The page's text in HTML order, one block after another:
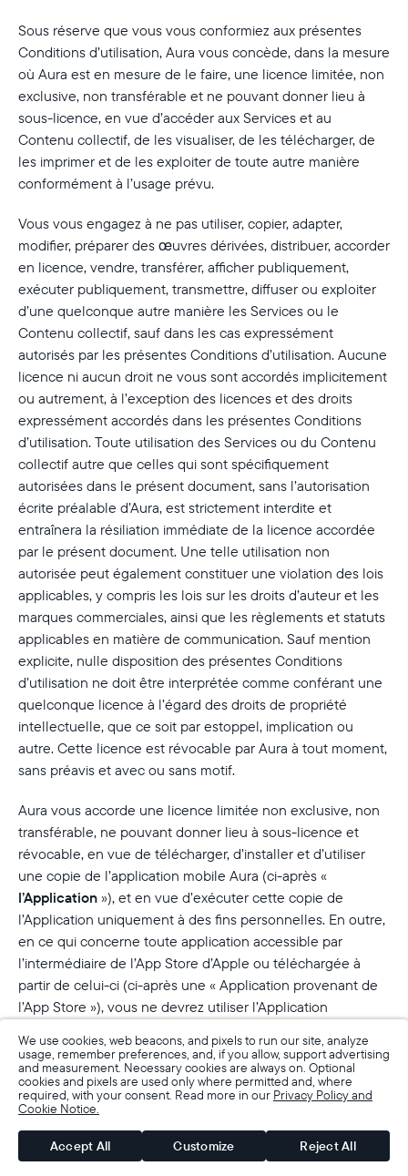
We use cookies, web beacons, and pixels to run our site, analyze
usage, remember preferences, and, if you allow, support advertising
and measurement. Necessary cookies are always on. Optional
cookies and pixels are used only where permitted and, where
required, with your consent. Read more in our Privacy Policy and
Cookie Notice.
Accept All Customize Reject All
Sous réserve que vous vous conformiez aux présentes
Conditions d’utilisation, Aura vous concède, dans la mesure
où Aura est en mesure de le faire, une licence limitée, non
exclusive, non transférable et ne pouvant donner lieu à
sous-licence, en vue d’accéder aux Services et au
Contenu collectif, de les visualiser, de les télécharger, de
les imprimer et de les exploiter de toute autre manière
conformément à l’usage prévu.
Vous vous engagez à ne pas utiliser, copier, adapter,
modifier, préparer des œuvres dérivées, distribuer, accorder
en licence, vendre, transférer, afficher publiquement,
exécuter publiquement, transmettre, diffuser ou exploiter
d’une quelconque autre manière les Services ou le
Contenu collectif, sauf dans les cas expressément
autorisés par les présentes Conditions d’utilisation. Aucune
licence ni aucun droit ne vous sont accordés implicitement
ou autrement, à l’exception des licences et des droits
expressément accordés dans les présentes Conditions
d’utilisation. Toute utilisation des Services ou du Contenu
collectif autre que celles qui sont spécifiquement
autorisées dans le présent document, sans l’autorisation
écrite préalable d’Aura, est strictement interdite et
entraînera la résiliation immédiate de la licence accordée
par le présent document. Une telle utilisation non
autorisée peut également constituer une violation des lois
applicables, y compris les lois sur les droits d’auteur et les
marques commerciales, ainsi que les règlements et statuts
applicables en matière de communication. Sauf mention
explicite, nulle disposition des présentes Conditions
d’utilisation ne doit être interprétée comme conférant une
quelconque licence à l’égard des droits de propriété
intellectuelle, que ce soit par estoppel, implication ou
autre. Cette licence est révocable par Aura à tout moment,
sans préavis et avec ou sans motif.
Aura vous accorde une licence limitée non exclusive, non
transférable, ne pouvant donner lieu à sous-licence et
révocable, en vue de télécharger, d’installer et d’utiliser
une copie de l’application mobile Aura (ci-après «
l’Application »), et en vue d’exécuter cette copie de
l’Application uniquement à des fins personnelles. En outre,
en ce qui concerne toute application accessible par
l’intermédiaire de l’App Store d’Apple ou téléchargée à
partir de celui-ci (ci-après une « Application provenant de
l’App Store »), vous ne devrez utiliser l’Application
Apple fonctionnant sous Apple iOS et conformément aux «
Règles d’utilisation » énoncées dans les Conditions
d’utilisation de l’App Store d’Apple.
Votre licence concédée en faveur d’Aura